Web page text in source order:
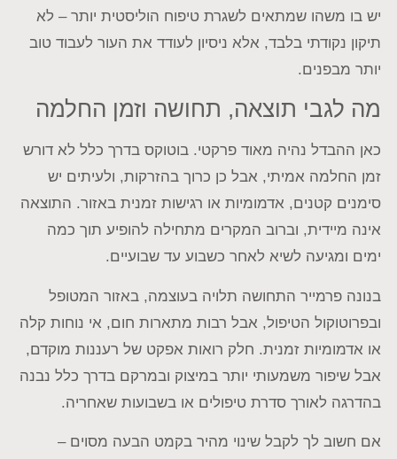
יש בו משהו שמתאים לשגרת טיפוח הוליסטית יותר – לא
תיקון נקודתי בלבד, אלא ניסיון לעודד את העור לעבוד טוב
יותר מבפנים.
מה לגבי תוצאה, תחושה וזמן החלמה
כאן ההבדל נהיה מאוד פרקטי. בוטוקס בדרך כלל לא דורש
זמן החלמה אמיתי, אבל כן כרוך בהזרקות, ולעיתים יש
סימנים קטנים, אדמומיות או רגישות זמנית באזור. התוצאה
אינה מיידית, וברוב המקרים מתחילה להופיע תוך כמה
ימים ומגיעה לשיא לאחר כשבוע עד שבועיים.
בנונה פרמייר התחושה תלויה בעוצמה, באזור המטופל
ובפרוטוקול הטיפול, אבל רבות מתארות חום, אי נוחות קלה
או אדמומיות זמנית. חלק רואות אפקט של רעננות מוקדם,
אבל שיפור משמעותי יותר במיצוק ובמרקם בדרך כלל נבנה
בהדרגה לאורך סדרת טיפולים או בשבועות שאחריה.
אם חשוב לך לקבל שינוי מהיר בקמט הבעה מסוים –